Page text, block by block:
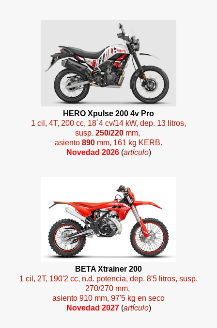
HERO Xpulse 200 4v Pro
1 cil, 4T, 200 cc, 18´4 cv/14 kW, dep. 13 litros,
susp. 250/220 mm,
asiento 890 mm, 161 kg KERB.
Novedad 2026 (artículo)
BETA Xtrainer 200
1 cil, 2T, 190'2 cc, n.d. potencia, dep. 8'5 litros, susp.
270/270 mm,
asiento 910 mm, 97'5 kg en seco
Novedad 2027 (artículo)